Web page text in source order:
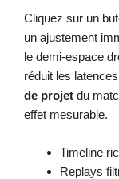
Cliquez sur un
un ajustement
le demi-espace
réduit les
de projet du
effet mesurable.
Timeline
Replays